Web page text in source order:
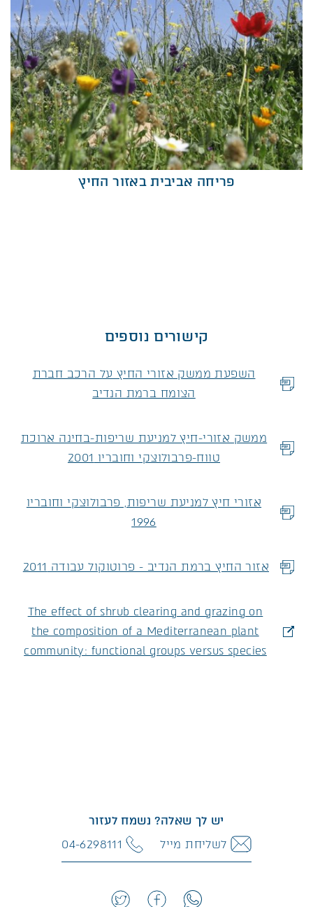
פריחה אביבית באזור החיץ
קישורים נוספים
השפעת ממשק אזורי החיץ על הרכב חברת
הצומח ברמת הנדיב
קובץ מסוג PDF
ממשק אזורי-חיץ למניעת שריפות-בחינה ארוכת
טווח-פרבולוצקי וחובריו 2001
קובץ מסוג PDF
אזורי חיץ למניעת שריפות, פרבולוצקי וחובריו
1996
קובץ מסוג PDF
אזור החיץ ברמת הנדיב - פרוטוקול עבודה 2011
קובץ מסוג PDF
The effect of shrub clearing and grazing on
the composition of a Mediterranean plant
community: functional groups versus species
יש לך שאלה? נשמח לעזור
לשליחת מייל
04-6298111